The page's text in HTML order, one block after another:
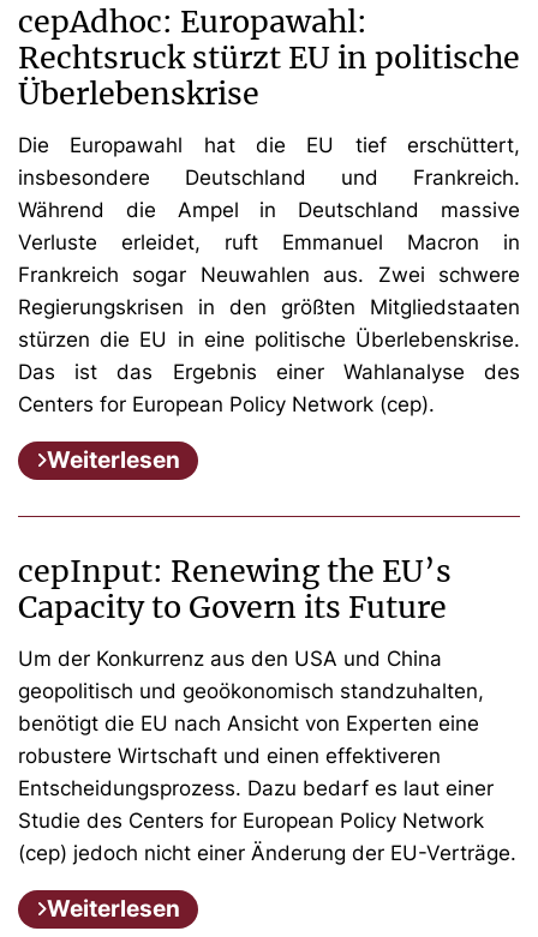
cepAdhoc: Europawahl:
Rechtsruck stürzt EU in politische
Überlebenskrise
Die Europawahl hat die EU tief erschüttert,
insbesondere Deutschland und Frankreich.
Während die Ampel in Deutschland massive
Verluste erleidet, ruft Emmanuel Macron in
Frankreich sogar Neuwahlen aus. Zwei schwere
Regierungskrisen in den größten Mitgliedstaaten
stürzen die EU in eine politische Überlebenskrise.
Das ist das Ergebnis einer Wahlanalyse des
Centers for European Policy Network (cep).
Weiterlesen
cepInput: Renewing the EU’s
Capacity to Govern its Future
Um der Konkurrenz aus den USA und China
geopolitisch und geoökonomisch standzuhalten,
benötigt die EU nach Ansicht von Experten eine
robustere Wirtschaft und einen effektiveren
Entscheidungsprozess. Dazu bedarf es laut einer
Studie des Centers for European Policy Network
(cep) jedoch nicht einer Änderung der EU-Verträge.
Weiterlesen